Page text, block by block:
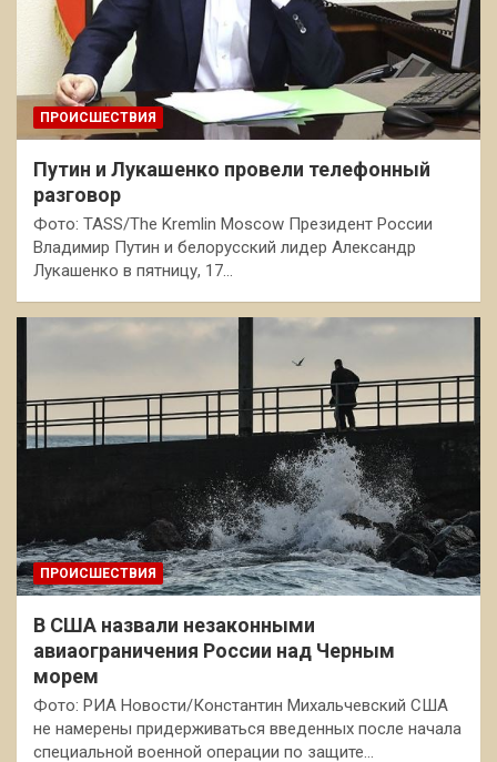
ПРОИСШЕСТВИЯ
Путин и Лукашенко провели телефонный
разговор
Фото: TASS/The Kremlin Moscow Президент России
Владимир Путин и белорусский лидер Александр
Лукашенко в пятницу, 17…
ПРОИСШЕСТВИЯ
В США назвали незаконными
авиаограничения России над Черным
морем
Фото: РИА Новости/Константин Михальчевский США
не намерены придерживаться введенных после начала
специальной военной операции по защите…